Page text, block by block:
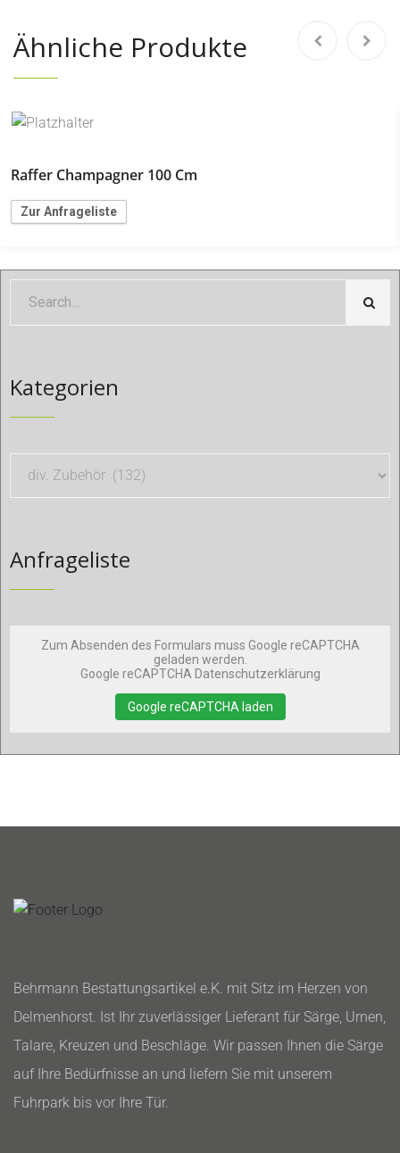
Ähnliche Produkte
Raffer Champagner 100 Cm
Zur Anfrageliste
Kategorien
Anfrageliste
Zum Absenden des Formulars muss Google reCAPTCHA
geladen werden.
Google reCAPTCHA Datenschutzerklärung
Google reCAPTCHA laden
Behrmann Bestattungsartikel e.K. mit Sitz im Herzen von
Delmenhorst. Ist Ihr zuverlässiger Lieferant für Särge, Urnen,
Talare, Kreuzen und Beschläge. Wir passen Ihnen die Särge
auf Ihre Bedürfnisse an und liefern Sie mit unserem
Fuhrpark bis vor Ihre Tür.